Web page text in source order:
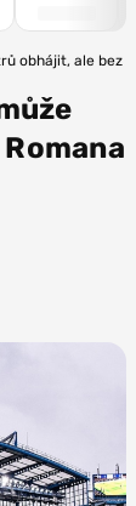
obhájit, ale bez